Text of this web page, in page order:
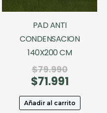
PAD ANTI
CONDENSACION
140X200 CM
$79.990El
precio
era:
$71.991El
actual
Añadir al carrito